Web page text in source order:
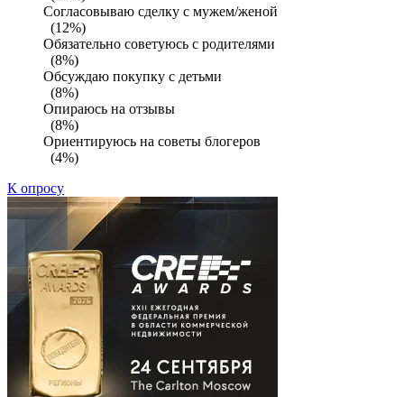
Согласовываю сделку с мужем/женой
(12%)
Обязательно советуюсь с родителями
(8%)
Обсуждаю покупку с детьми
(8%)
Опираюсь на отзывы
(8%)
Ориентируюсь на советы блогеров
(4%)
К опросу